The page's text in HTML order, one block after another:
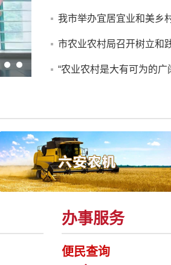
“农业农村是大有可为的广
办事服务
便民查询